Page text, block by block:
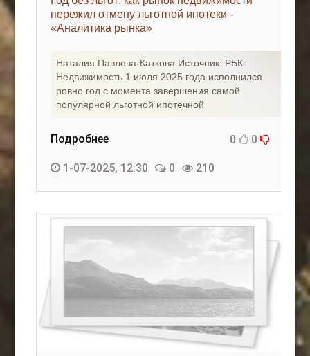
пережил отмену льготной ипотеки -
«Аналитика рынка»
Наталия Павлова-Каткова Источник: РБК-
Недвижимость 1 июля 2025 года исполнился
ровно год с момента завершения самой
популярной льготной ипотечной
Подробнее 0 0
1-07-2025, 12:30 0 210